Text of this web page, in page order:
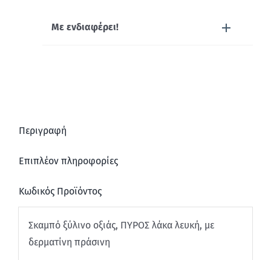
Με ενδιαφέρει!
Περιγραφή
Επιπλέον πληροφορίες
Κωδικός Προϊόντος
Σκαμπό ξύλινο οξιάς, ΠΥΡΟΣ λάκα λευκή, με
δερματίνη πράσινη